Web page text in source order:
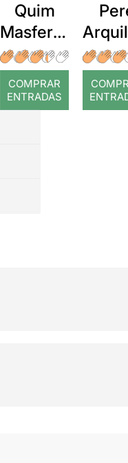
Quim
Masferre
r: Temps
COMPRAR
ENTRADAS
: